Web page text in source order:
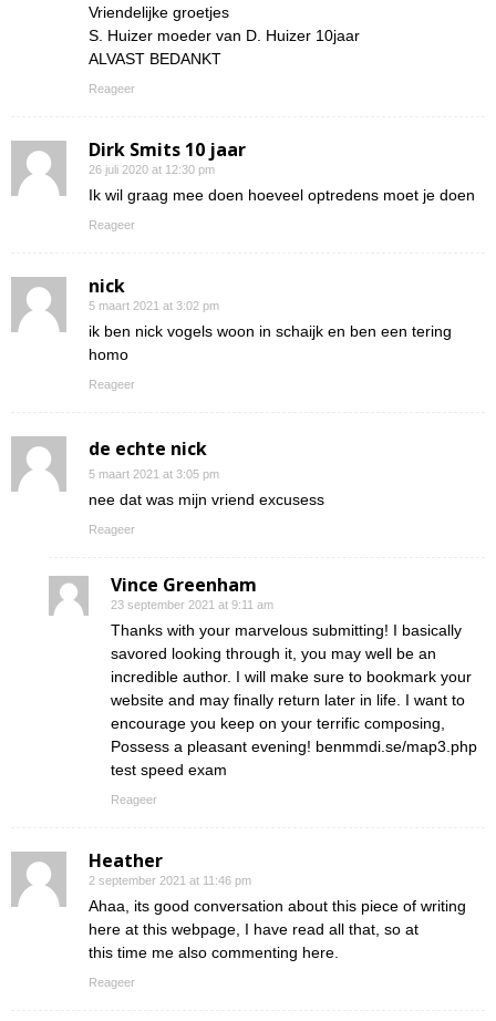
Vriendelijke groetjes
S. Huizer moeder van D. Huizer 10jaar
ALVAST BEDANKT
Reageer
Dirk Smits 10 jaar
26 juli 2020 at 12:30 pm
Ik wil graag mee doen hoeveel optredens moet je doen
Reageer
nick
5 maart 2021 at 3:02 pm
ik ben nick vogels woon in schaijk en ben een tering
homo
Reageer
de echte nick
5 maart 2021 at 3:05 pm
nee dat was mijn vriend excusess
Reageer
Vince Greenham
23 september 2021 at 9:11 am
Thanks with your marvelous submitting! I basically
savored looking through it, you may well be an
incredible author. I will make sure to bookmark your
website and may finally return later in life. I want to
encourage you keep on your terrific composing,
Possess a pleasant evening! benmmdi.se/map3.php
test speed exam
Reageer
Heather
2 september 2021 at 11:46 pm
Ahaa, its good conversation about this piece of writing
here at this webpage, I have read all that, so at
this time me also commenting here.
Reageer